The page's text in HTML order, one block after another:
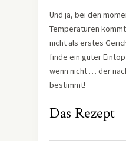
Und ja, bei den
Temperaturen
nicht als erstes
finde ein guter
wenn nicht … der
bestimmt!
Das Rezept